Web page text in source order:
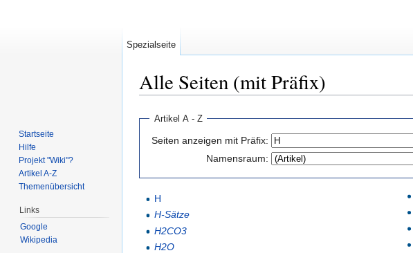
Alle Seiten (mit Präfix)
Artikel A - Z
Seiten anzeigen mit Präfix:
Namensraum:
H
H-Sätze
H2CO3
H2O
Spezialseite
Startseite
Hilfe
Projekt "Wiki"?
Artikel A-Z
Themenübersicht
Links
Google
Wikipedia